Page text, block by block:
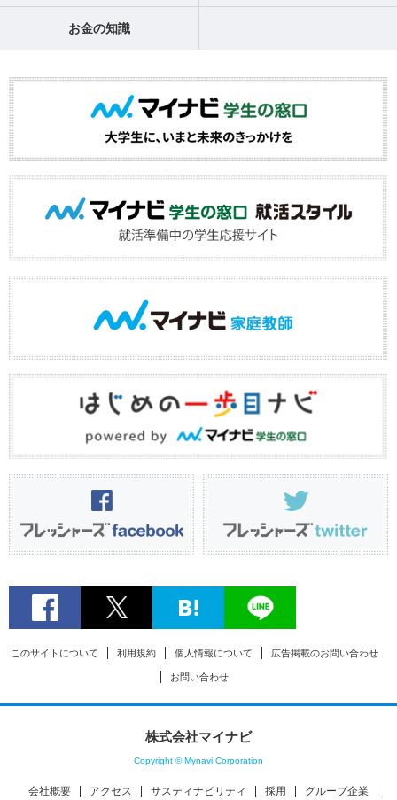
お金の知識
このサイトについて 利用規約 個人情報について 広告掲載のお問い合わせ
お問い合わせ
株式会社マイナビ
Copyright © Mynavi Corporation
会社概要 アクセス サスティナビリティ 採用 グループ企業